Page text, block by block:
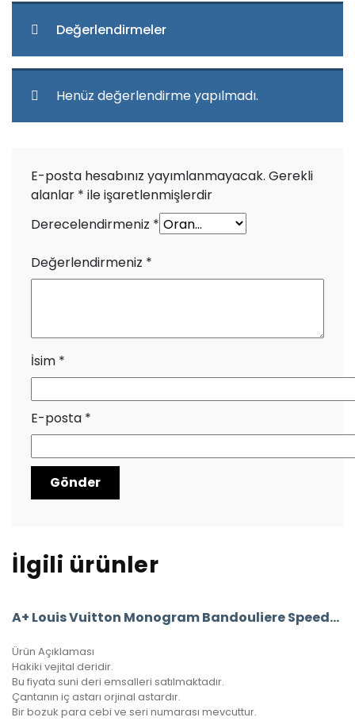
Değerlendirmeler
Henüz değerlendirme yapılmadı.
E-posta hesabınız yayımlanmayacak. Gerekli
alanlar * ile işaretlenmişlerdir
Derecelendirmeniz *
Değerlendirmeniz *
İsim *
E-posta *
İlgili ürünler
A+ Louis Vuitton Monogram Bandouliere Speedy 30’Luk Vejital Deri (LV33)
Ürün Açıklaması
Hakiki vejital deridir.
Bu fiyata suni deri emsalleri satılmaktadır.
Çantanın iç astarı orjinal astardır.
Bir bozuk para cebi ve seri numarası mevcuttur.